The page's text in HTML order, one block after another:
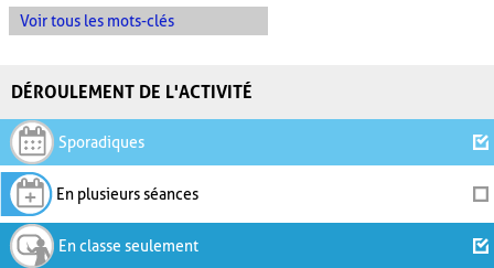
Voir tous les mots-clés
DÉROULEMENT DE L'ACTIVITÉ
Sporadiques
En plusieurs séances
En classe seulement